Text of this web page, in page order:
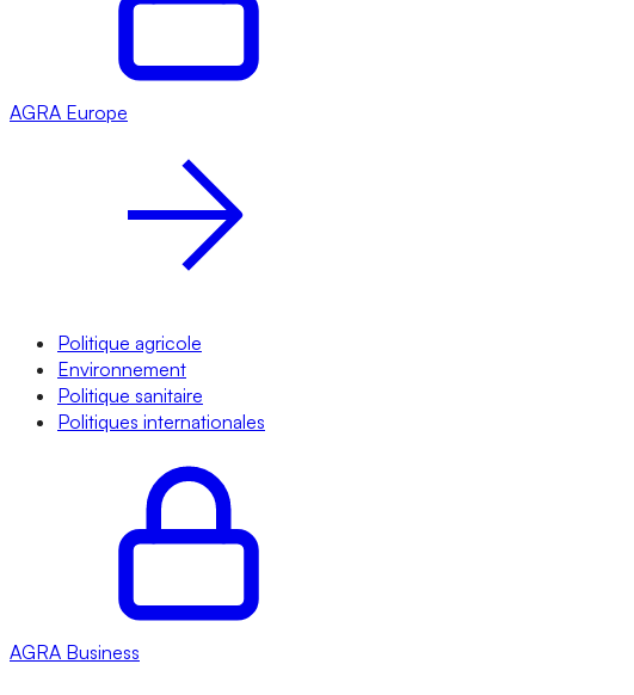
AGRA Europe
Politique agricole
Environnement
Politique sanitaire
Politiques internationales
AGRA Business